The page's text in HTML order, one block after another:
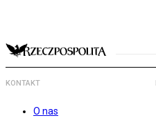
KONTAKT
O nas